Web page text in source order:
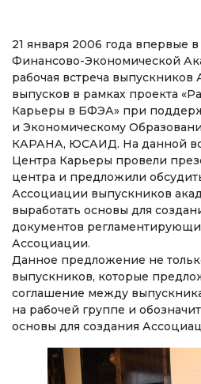
УНИВЕРСИТЕТ
Биз жөнүндө
Ректордун кайрылуусу
Ченемдик документтер
Жетекчилик
Коллегиялык органдар
Бөлүмдөр
Нормативдик документтер
Сунуштар жана арыздар
Коррупцияга Жок!
21 января 2006 года впервые
Финансово-Экономической
рабочая встреча
выпусков в рамках проекта
Карьеры в БФЭА» при
и Экономическому
КАРАНА, ЮСАИД. На данной
Центра Карьеры провели
центра и предложили
Ассоциации выпускников
выработать основы для
документов
Ассоциации.
Данное предложение не
выпускников, которые
соглашение между
на рабочей группе и
основы для создания